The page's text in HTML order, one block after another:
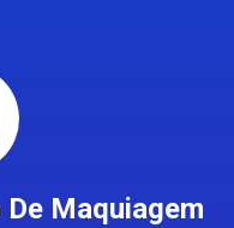
Maquiagem